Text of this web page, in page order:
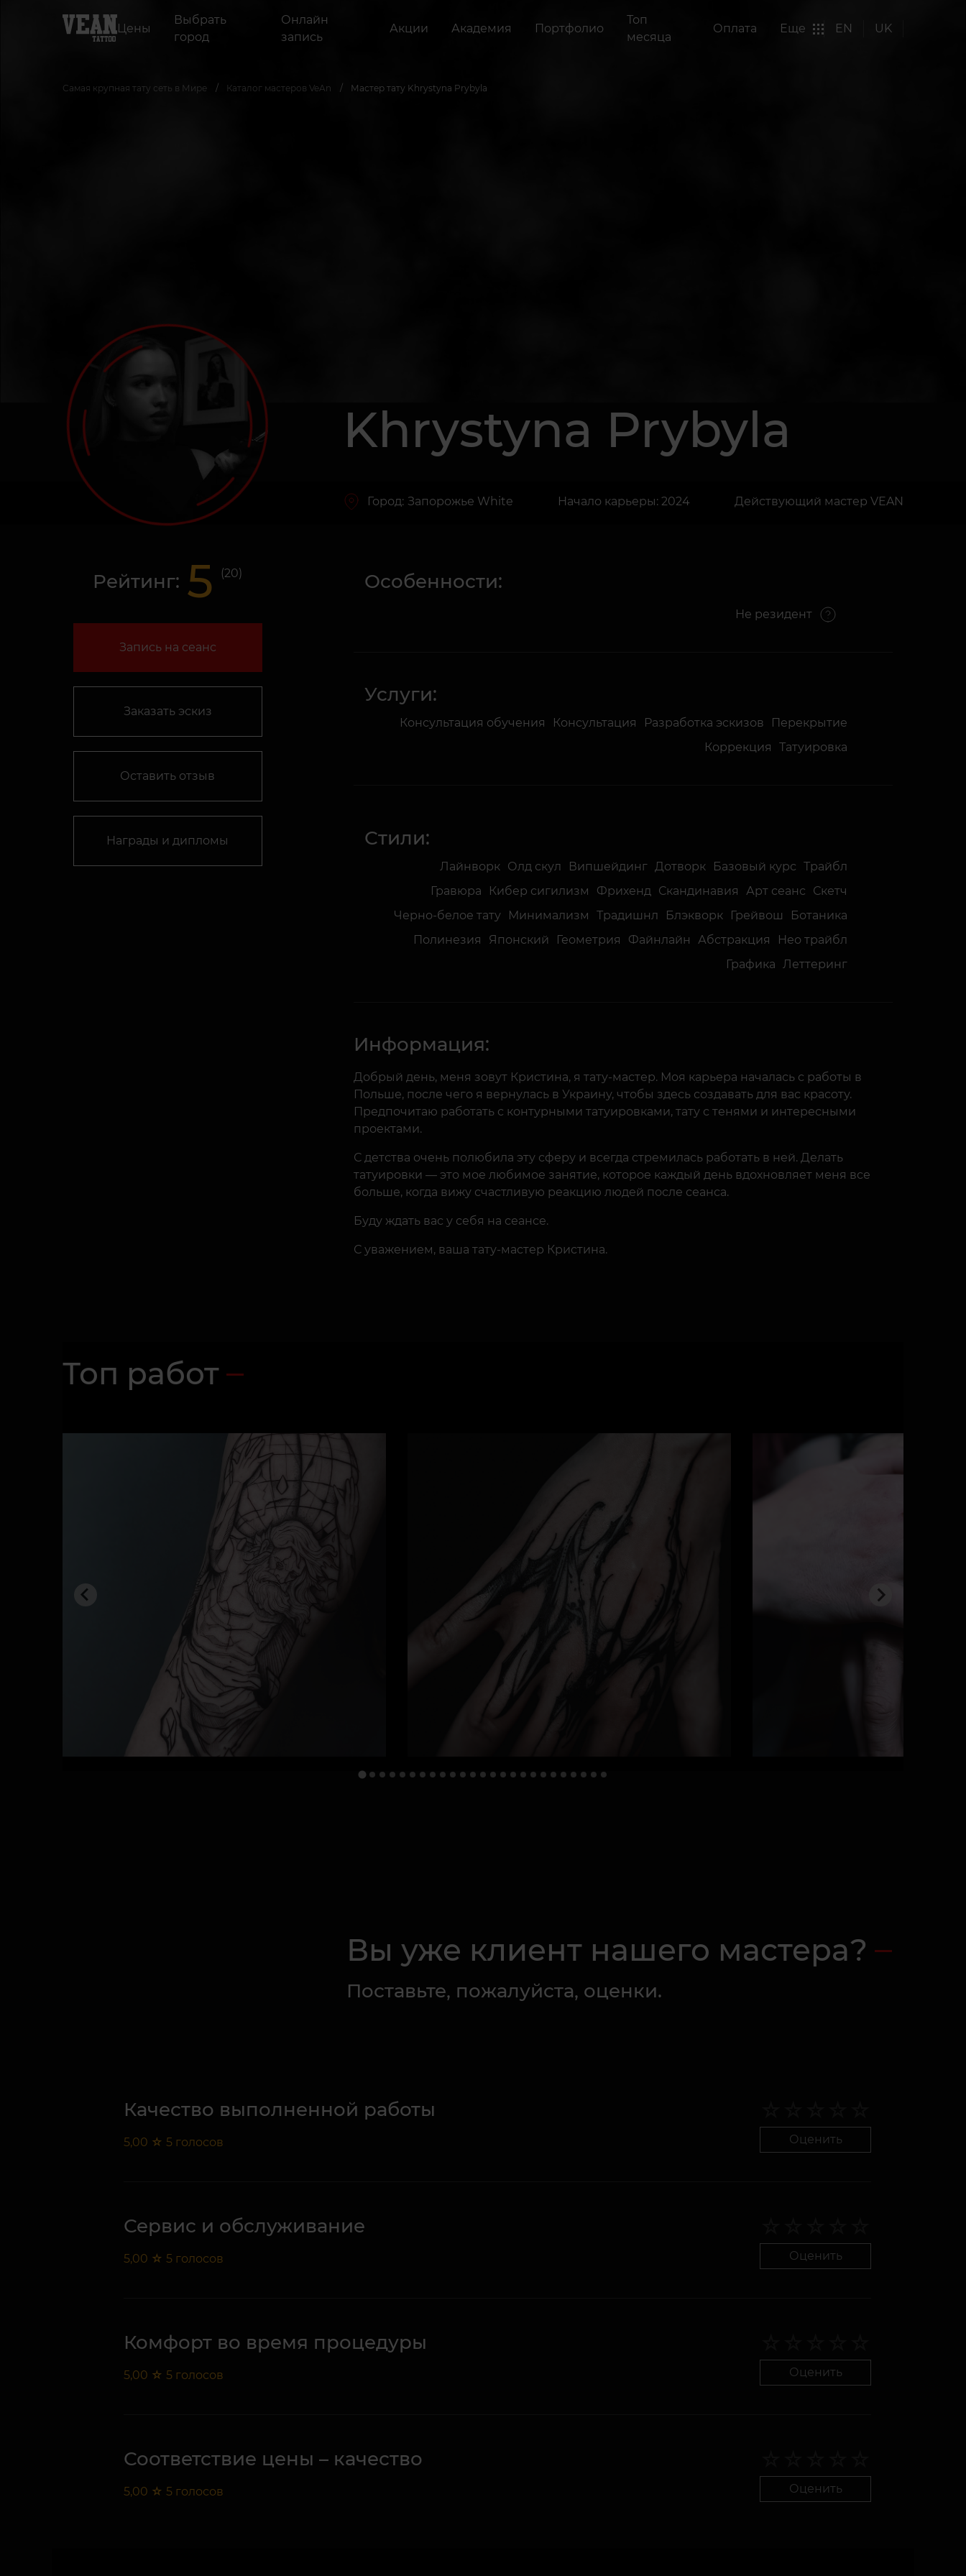
Цены
Выбрать
город
Онлайн
запись
Акции Академия Портфолио
Топ
месяца
Оплата Еще EN UK
Самая крупная тату сеть в Мире Каталог мастеров VeAn Мастер тату Khrystyna Prybyla
Khrystyna Prybyla
Город: Запорожье White Начало карьеры: 2024 Действующий мастер VEAN
Рейтинг: 5 (20)
Запись на сеанс
Заказать эскиз
Оставить отзыв
Награды и дипломы
Особенности:
Не резидент
Услуги:
Консультация обучения Консультация Разработка эскизов
Перекрытие
Коррекция
Татуировка
Стили:
Лайнворк Олд скул Випшейдинг Дотворк Базовый курс
Трайбл
Гравюра
Кибер сигилизм Фрихенд Скандинавия Арт сеанс
Скетч
Черно-белое тату
Минимализм Традишнл Блэкворк Грейвош
Ботаника
Полинезия
Японский Геометрия Файнлайн Абстракция
Нео трайбл
Графика
Леттеринг
Информация:
Добрый день, меня зовут Кристина, я тату-мастер. Моя карьера началась с работы в
Польше, после чего я вернулась в Украину, чтобы здесь создавать для вас красоту.
Предпочитаю работать с контурными татуировками, тату с тенями и интересными
проектами.
С детства очень полюбила эту сферу и всегда стремилась работать в ней. Делать
татуировки — это мое любимое занятие, которое каждый день вдохновляет меня все
больше, когда вижу счастливую реакцию людей после сеанса.
Буду ждать вас у себя на сеансе.
С уважением, ваша тату-мастер Кристина.
Топ работ
Вы уже клиент нашего мастера?
Поставьте, пожалуйста, оценки.
Качество выполненной работы
5,00 ☆ 5 голосов Оценить
Сервис и обслуживание
5,00 ☆ 5 голосов Оценить
Комфорт во время процедуры
5,00 ☆ 5 голосов Оценить
Соответствие цены – качество
5,00 ☆ 5 голосов Оценить